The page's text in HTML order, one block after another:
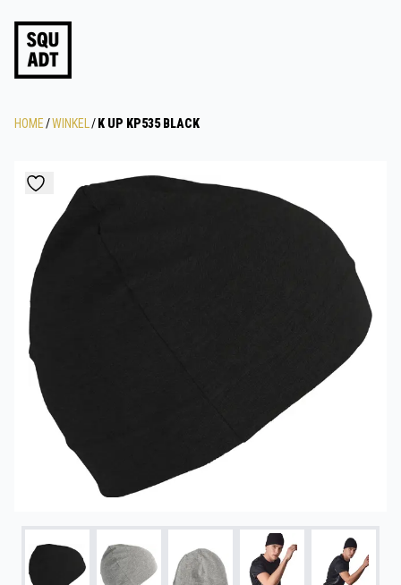
HOME/WINKEL / K UP KP535 BLACK